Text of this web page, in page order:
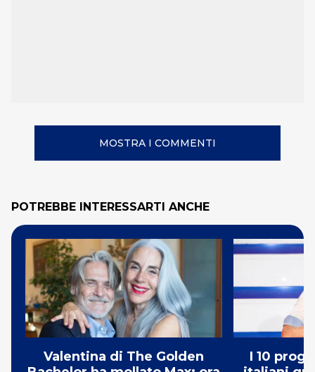
MOSTRA I COMMENTI
POTREBBE INTERESSARTI ANCHE
Valentina di The Golden
I 10